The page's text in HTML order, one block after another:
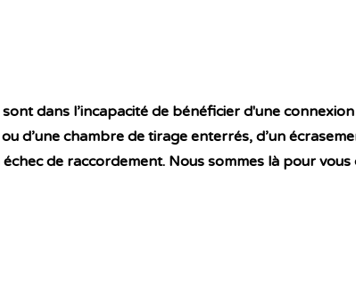
dans l’incapacité de bénéficier d'une
d’une chambre de tirage enterrés, d’un
de raccordement. Nous sommes là pour